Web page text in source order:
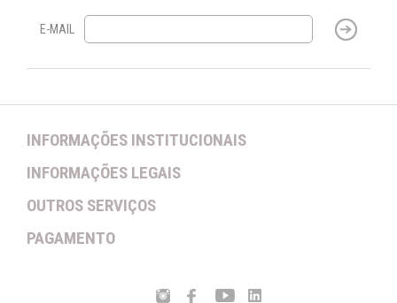
E-MAIL
INFORMAÇÕES INSTITUCIONAIS
INFORMAÇÕES LEGAIS
OUTROS SERVIÇOS
PAGAMENTO